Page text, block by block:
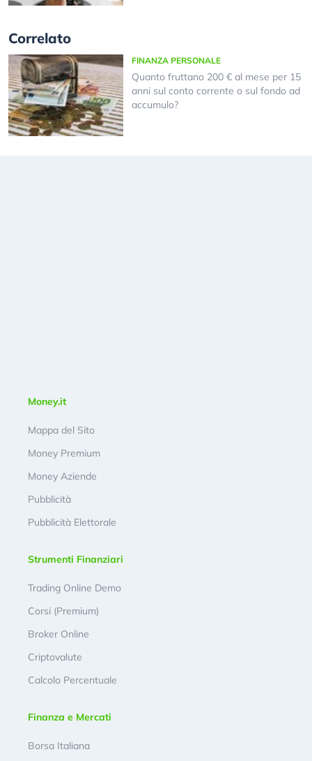
Correlato
FINANZA PERSONALE
Quanto fruttano 200 € al mese per 15
anni sul conto corrente o sul fondo ad
accumulo?
Money.it
Mappa del Sito
Money Premium
Money Aziende
Pubblicità
Pubblicità Elettorale
Strumenti Finanziari
Trading Online Demo
Corsi (Premium)
Broker Online
Criptovalute
Calcolo Percentuale
Finanza e Mercati
Borsa Italiana